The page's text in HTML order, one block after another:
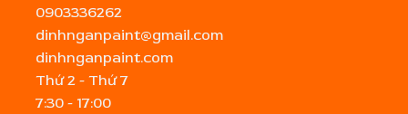
0903336262
dinhnganpaint@gmail.com
dinhnganpaint.com
Thứ 2 - Thứ 7
7:30 - 17:00